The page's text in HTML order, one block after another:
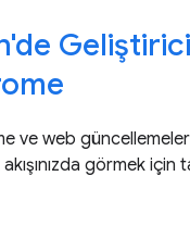
ve web
görmek için